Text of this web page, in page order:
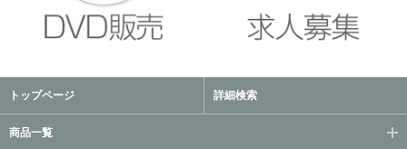
トップページ 詳細検索
商品一覧